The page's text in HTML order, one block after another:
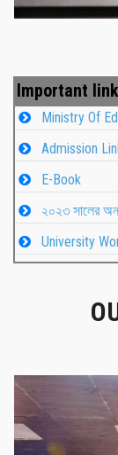
Important link
Ministry Of
Admission
E-Book
২০২৩ সালের
University